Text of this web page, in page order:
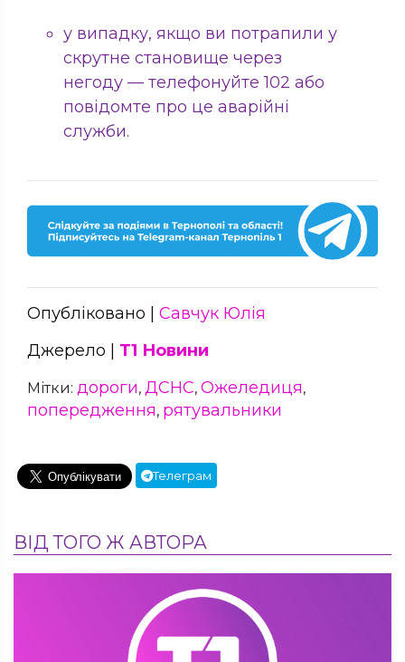
у випадку, якщо ви потрапили у
скрутне становище через
негоду — телефонуйте 102 або
повідомте про це аварійні
служби.
Опубліковано | Савчук Юлія
Джерело | Т1 Новини
Мітки: дороги, ДСНС, Ожеледиця,
попередження, рятувальники
Телеграм
ВІД ТОГО Ж АВТОРА